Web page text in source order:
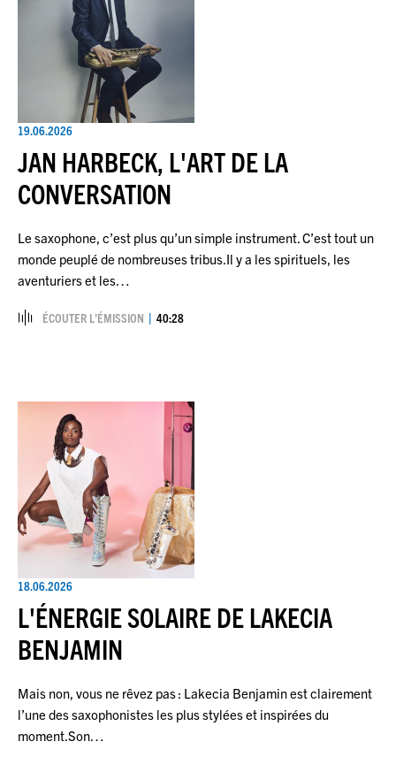
19.06.2026
JAN HARBECK, L'ART DE LA
CONVERSATION
Le saxophone, c’est plus qu’un simple instrument. C’est tout un
monde peuplé de nombreuses tribus.Il y a les spirituels, les
aventuriers et les…
ÉCOUTER L’ÉMISSION 40:28
18.06.2026
L'ÉNERGIE SOLAIRE DE LAKECIA
BENJAMIN
Mais non, vous ne rêvez pas : Lakecia Benjamin est clairement
l’une des saxophonistes les plus stylées et inspirées du
moment.Son…